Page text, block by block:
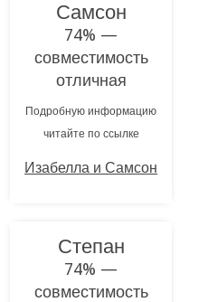
Самсон
74% —
совместимость
отличная
Подробную информацию
читайте по ссылке
Изабелла и Самсон
Степан
74% —
совместимость